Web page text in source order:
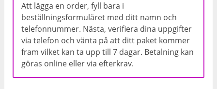
Att lägga en order, fyll bara i
beställningsformuläret med ditt namn och
telefonnummer. Nästa, verifiera dina uppgifter
via telefon och vänta på att ditt paket kommer
fram vilket kan ta upp till 7 dagar. Betalning kan
göras online eller via efterkrav.